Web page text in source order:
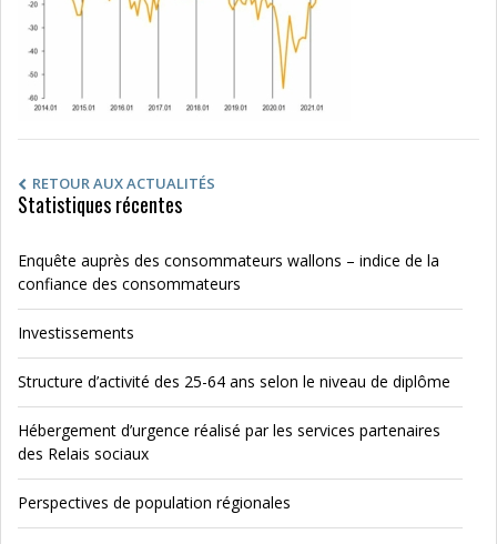
RETOUR AUX ACTUALITÉS
Statistiques récentes
Enquête auprès des consommateurs wallons – indice de la
confiance des consommateurs
Investissements
Structure d’activité des 25-64 ans selon le niveau de diplôme
Hébergement d’urgence réalisé par les services partenaires
des Relais sociaux
Perspectives de population régionales